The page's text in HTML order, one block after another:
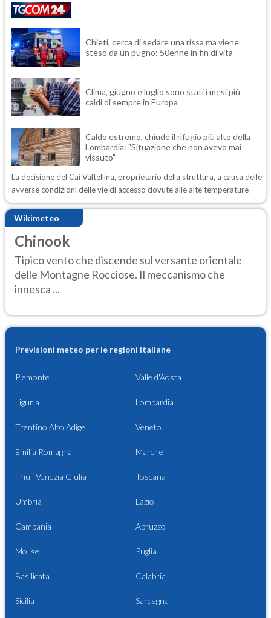
Chieti, cerca di sedare una rissa ma viene
steso da un pugno: 50enne in fin di vita
Clima, giugno e luglio sono stati i mesi più
caldi di sempre in Europa
Caldo estremo, chiude il rifugio più alto della
Lombardia: "Situazione che non avevo mai
vissuto"
La decisione del Cai Valtellina, proprietario della struttura, a causa delle
avverse condizioni delle vie di accesso dovute alle alte temperature
Wikimeteo
Chinook
Tipico vento che discende sul versante orientale
delle Montagne Rocciose. Il meccanismo che
innesca ...
Previsioni meteo per le regioni italiane
Piemonte Valle d'Aosta
Liguria Lombardia
Trentino Alto Adige Veneto
Emilia Romagna Marche
Friuli Venezia Giulia Toscana
Umbria Lazio
Campania Abruzzo
Molise Puglia
Basilicata Calabria
Sicilia Sardegna